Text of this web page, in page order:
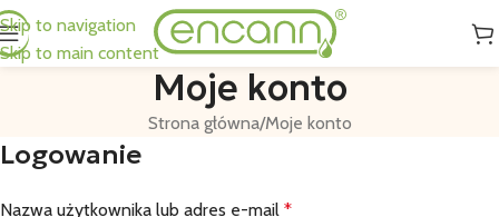
Skip to navigation
Skip to main content
Moje konto
Strona główna Moje konto
Logowanie
Nazwa użytkownika lub adres e-mail *